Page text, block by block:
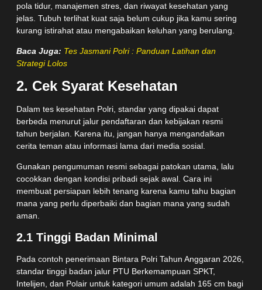
pola tidur, manajemen stres, dan riwayat kesehatan yang
jelas. Tubuh terlihat kuat saja belum cukup jika kamu sering
kurang istirahat atau mengabaikan keluhan yang berulang.
Baca Juga: Tes Jasmani Polri : Panduan Latihan dan
Strategi Lolos
2. Cek Syarat Kesehatan
Dalam tes kesehatan Polri, standar yang dipakai dapat
berbeda menurut jalur pendaftaran dan kebijakan resmi
tahun berjalan. Karena itu, jangan hanya mengandalkan
cerita teman atau informasi lama dari media sosial.
Gunakan pengumuman resmi sebagai patokan utama, lalu
cocokkan dengan kondisi pribadi sejak awal. Cara ini
membuat persiapan lebih tenang karena kamu tahu bagian
mana yang perlu diperbaiki dan bagian mana yang sudah
aman.
2.1 Tinggi Badan Minimal
Pada contoh penerimaan Bintara Polri Tahun Anggaran 2026,
standar tinggi badan jalur PTU Berkemampuan SPKT,
Intelijen, dan Polair untuk kategori umum adalah 165 cm bagi